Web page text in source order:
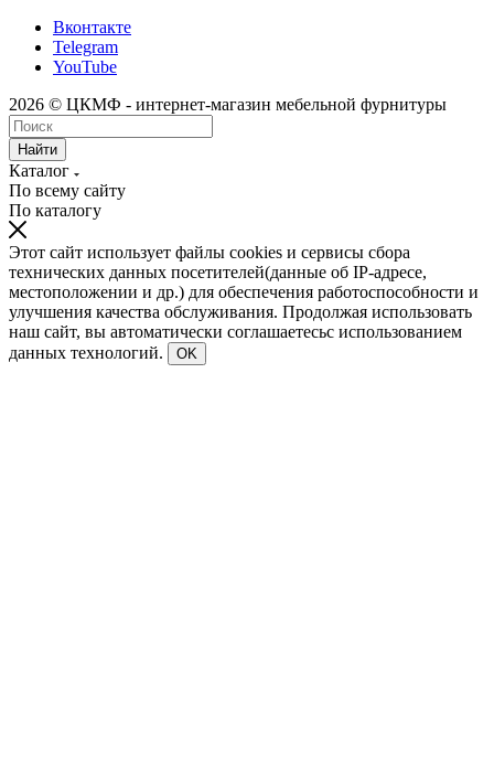
Вконтакте
Telegram
YouTube
2026 © ЦКМФ - интернет-магазин мебельной фурнитуры
Найти
Каталог
По всему сайту
По каталогу
Этот сайт использует файлы cookies и сервисы сбора
технических данных посетителей(данные об IP-адресе,
местоположении и др.) для обеспечения работоспособности и
улучшения качества обслуживания. Продолжая использовать
наш сайт, вы автоматически соглашаетесьс использованием
данных технологий.
OK